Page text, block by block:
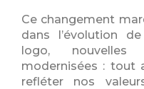
Ce changement
dans l’évolution
logo, nouvelles
modernisées : tout
refléter nos